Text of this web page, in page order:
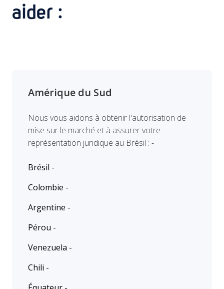
aider :
Amérique du Sud
Nous vous aidons à obtenir l'autorisation de
mise sur le marché et à assurer votre
représentation juridique au Brésil : -
Brésil -
Colombie -
Argentine -
Pérou -
Venezuela -
Chili -